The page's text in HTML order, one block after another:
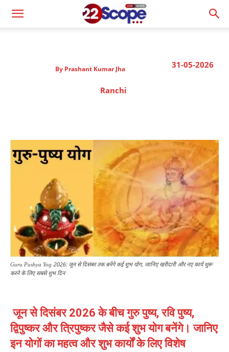
31-05-2026
By Prashant Kumar Jha
Ranchi
Guru Pushya Yog 2026: जून से दिसंबर तक बनेंगे कई शुभ योग, जानिए खरीदारी और नए कार्य शुरू
करने के लिए सबसे शुभ दिन
जून से दिसंबर 2026 के बीच गुरु पुष्य, रवि पुष्य,
द्विपुष्कर और त्रिपुष्कर जैसे कई शुभ योग बनेंगे। जानिए
इन योगों का महत्व और शुभ कार्यों के लिए विशेष